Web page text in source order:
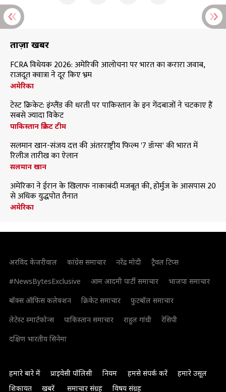
ताज़ा खबरें
FCRA विधेयक 2026: अमेरिकी आलोचना पर भारत का करारा जवाब,
राजदूत क्वात्रा ने दूर किए भ्रम
अमेरिका
टेस्ट क्रिकेट: इंग्लैंड की धरती पर पाकिस्तान के इन गेंदबाजों ने चटकाए हैं
सबसे ज्यादा विकेट
पाकिस्तान क्रिकेट टीम
सलमान खान-संजय दत्त की अंतरराष्ट्रीय फिल्म '7 डॉग्स' की भारत में
रिलीज तारीख का ऐलान
सलमान खान
अमेरिका ने ईरान के खिलाफ नाकाबंदी मजबूत की, होर्मुज के आसपास 20
से अधिक युद्धपोत तैनात
अमेरिका
अरविंद केजरीवाल कांग्रेस समाचार नरेंद्र मोदी
ट्रैवल टिप्स
#NewsBytesExclusive
आम आदमी पार्टी समाचार
भाजपा समाचार
बॉक्स ऑफिस कलेक्शन
क्रिकेट समाचार
फुटबॉल समाचार
लेटेस्ट स्मार्टफोन्स
पाकिस्तान समाचार राहुल गांधी
रेसिपी
दक्षिण भारतीय सिनेमा
हमारे बारे में प्राइवेसी पॉलिसी नियम हमसे संपर्क करें
हमारे उसूल
शिकायत
खबरें समाचार संग्रह विषय संग्रह